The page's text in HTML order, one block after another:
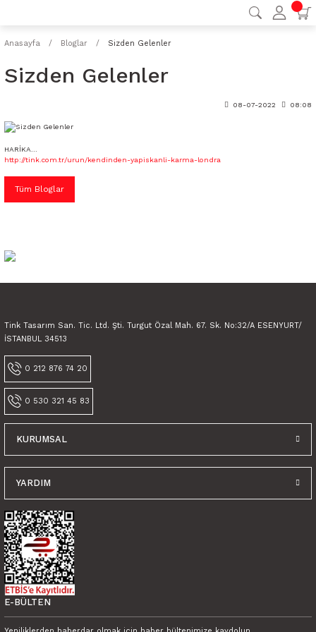
Anasayfa Bloglar Sizden Gelenler
Sizden Gelenler
08-07-2022 08:08
HARİKA...
http://tink.com.tr/urun/kendinden-yapiskanli-karma-londra
Tüm Bloglar
Tink Tasarım San. Tic. Ltd. Şti. Turgut Özal Mah. 67. Sk. No:32/A ESENYURT/
İSTANBUL 34513
0 212 876 74 20
0 530 321 45 83
KURUMSAL
YARDIM
E-BÜLTEN